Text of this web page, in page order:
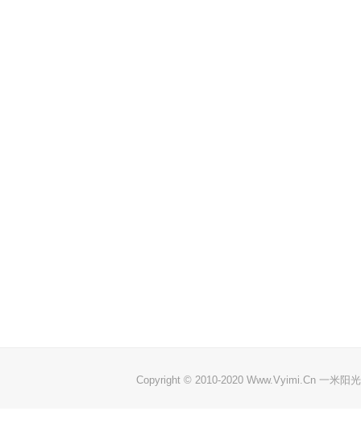
Copyright © 2010-2020 Www.Vyimi.Cn 一米阳